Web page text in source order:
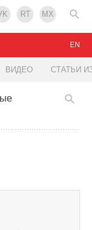
RT MX
ВИДЕО СТАТЬИ
EN